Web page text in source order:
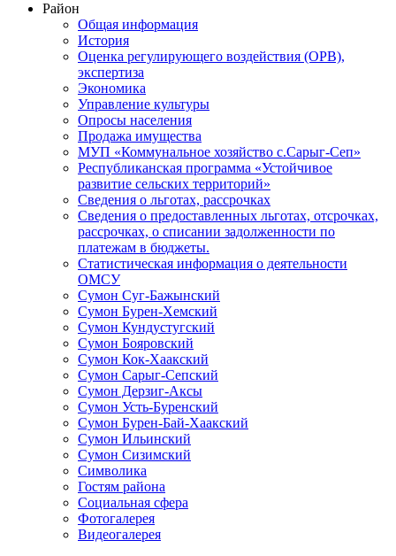
Район
Общая информация
История
Оценка регулирующего воздействия (ОРВ),
экспертиза
Экономика
Управление культуры
Опросы населения
Продажа имущества
МУП «Коммунальное хозяйство с.Сарыг-Сеп»
Республиканская программа «Устойчивое
развитие сельских территорий»
Сведения о льготах, рассрочках
Сведения о предоставленных льготах, отсрочках,
рассрочках, о списании задолженности по
платежам в бюджеты.
Статистическая информация о деятельности
ОМСУ
Сумон Суг-Бажынский
Сумон Бурен-Хемский
Сумон Кундустугский
Сумон Бояровский
Сумон Кок-Хаакский
Сумон Сарыг-Сепский
Сумон Дерзиг-Аксы
Сумон Усть-Буренский
Сумон Бурен-Бай-Хаакский
Сумон Ильинский
Сумон Сизимский
Символика
Гостям района
Социальная сфера
Фотогалерея
Видеогалерея